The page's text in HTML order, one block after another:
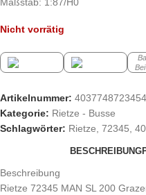
Maßstab: 1:87/H0
Nicht vorrätig
Artikelnummer: 4037748723454
Kategorie: Rietze - Busse
Schlagwörter: Rietze, 72345,
BESCHREIBUNG
Beschreibung
Rietze 72345 MAN SL 200